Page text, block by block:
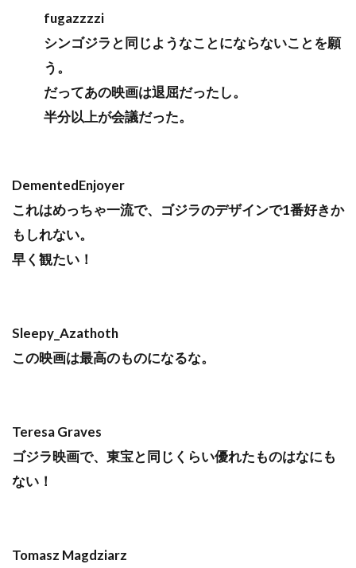
fugazzzzi
シンゴジラと同じようなことにならないことを願
う。
だってあの映画は退屈だったし。
半分以上が会議だった。
DementedEnjoyer
これはめっちゃ一流で、ゴジラのデザインで1番好きか
もしれない。
早く観たい！
Sleepy_Azathoth
この映画は最高のものになるな。
Teresa Graves
ゴジラ映画で、東宝と同じくらい優れたものはなにも
ない！
Tomasz Magdziarz